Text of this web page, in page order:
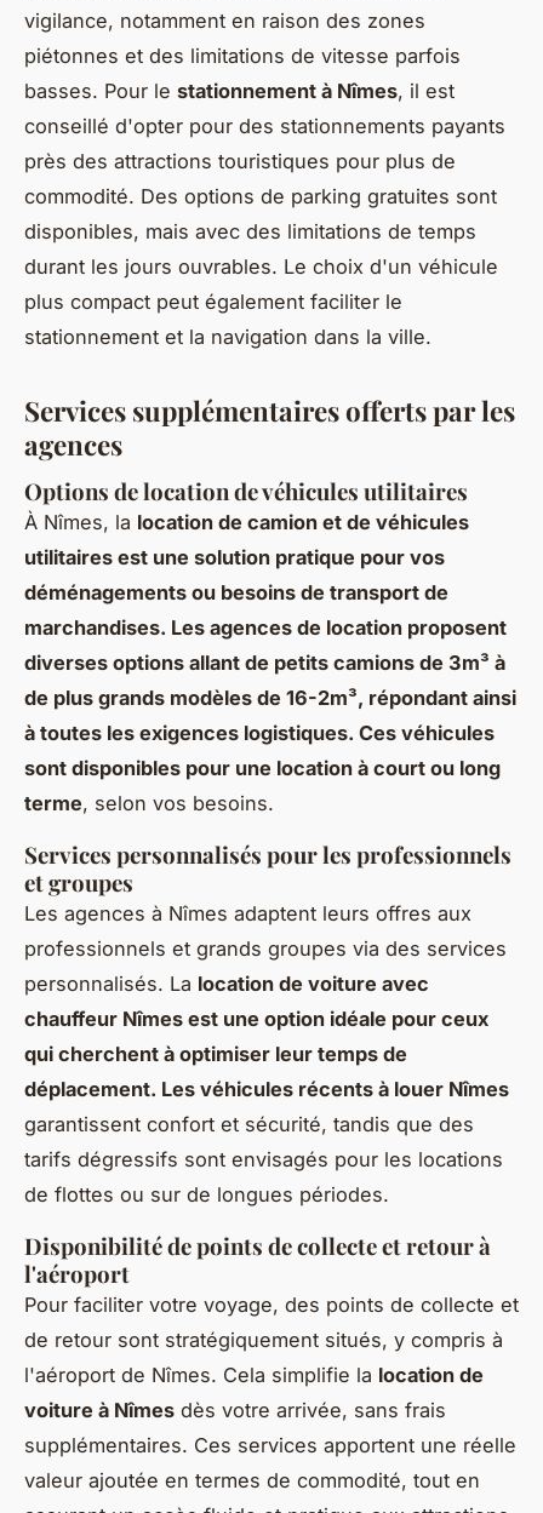
vigilance, notamment en raison des zones
piétonnes et des limitations de vitesse parfois
basses. Pour le stationnement à Nîmes, il est
conseillé d'opter pour des stationnements payants
près des attractions touristiques pour plus de
commodité. Des options de parking gratuites sont
disponibles, mais avec des limitations de temps
durant les jours ouvrables. Le choix d'un véhicule
plus compact peut également faciliter le
stationnement et la navigation dans la ville.
Services supplémentaires offerts par les
agences
Options de location de véhicules utilitaires
À Nîmes, la location de camion et de véhicules
utilitaires est une solution pratique pour vos
déménagements ou besoins de transport de
marchandises. Les agences de location proposent
diverses options allant de petits camions de 3m³ à
de plus grands modèles de 16-2m³, répondant ainsi
à toutes les exigences logistiques. Ces véhicules
sont disponibles pour une location à court ou long
terme, selon vos besoins.
Services personnalisés pour les professionnels
et groupes
Les agences à Nîmes adaptent leurs offres aux
professionnels et grands groupes via des services
personnalisés. La location de voiture avec
chauffeur Nîmes est une option idéale pour ceux
qui cherchent à optimiser leur temps de
déplacement. Les véhicules récents à louer Nîmes
garantissent confort et sécurité, tandis que des
tarifs dégressifs sont envisagés pour les locations
de flottes ou sur de longues périodes.
Disponibilité de points de collecte et retour à
l'aéroport
Pour faciliter votre voyage, des points de collecte et
de retour sont stratégiquement situés, y compris à
l'aéroport de Nîmes. Cela simplifie la location de
voiture à Nîmes dès votre arrivée, sans frais
supplémentaires. Ces services apportent une réelle
valeur ajoutée en termes de commodité, tout en